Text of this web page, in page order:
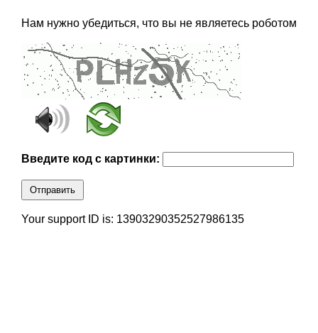
Нам нужно убедиться, что вы не являетесь роботом
Введите код с картинки:
Отправить
Your support ID is: 13903290352527986135